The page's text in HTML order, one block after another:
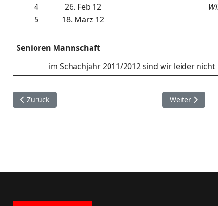
4
26. Feb 12
5
18. März 12
Senioren Mannschaft
im Schachjahr 2011/2012 sind wir leider
Vorheriger Beitrag: Verbandsrunde 2018/19
Zurück Nächster
Weiter